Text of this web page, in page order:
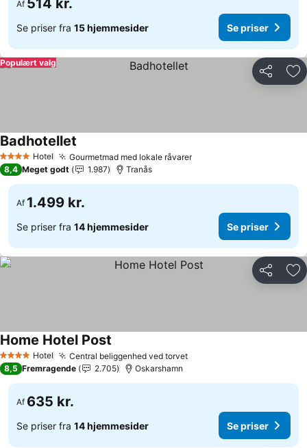
Af 514 kr.
Se priser fra 15 hjemmesider Se priser
Del
Populært valg
4 StjernerHotel Gourmetmad med lokale råvarer
Badhotellet
8,4 Meget godt 1.987 Tranås
Af 1.499 kr.
Se priser fra 14 hjemmesider Se priser
Del
4 StjernerHotel Central beliggenhed ved torvet
Home Hotel Post
8,5 Fremragende 2.705 Oskarshamn
Af 635 kr.
Se priser fra 14 hjemmesider Se priser